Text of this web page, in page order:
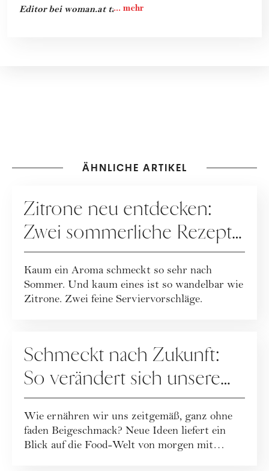
Editor bei woman.at tätig
ÄHNLICHE ARTIKEL
Zitrone neu entdecken:
Zwei sommerliche Rezepte
mit Frischekick
Kaum ein Aroma schmeckt so sehr nach
Sommer. Und kaum eines ist so wandelbar wie
Zitrone. Zwei feine Serviervorschläge.
Schmeckt nach Zukunft:
So verändert sich unsere
Ernährung
Wie ernähren wir uns zeitgemäß, ganz ohne
faden Beigeschmack? Neue Ideen liefert ein
Blick auf die Food-Welt von morgen mit